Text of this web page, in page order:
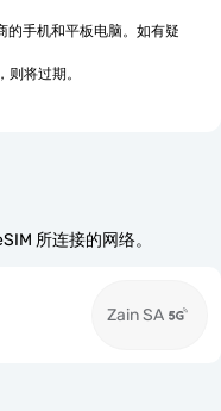
的手机和平板电脑。如有疑
将过期。
所连接的网络。
Zain SA